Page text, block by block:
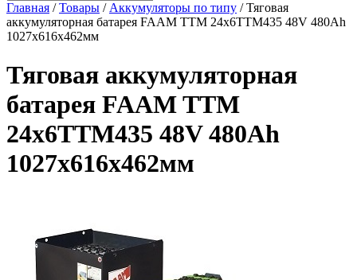
Главная /Товары / Аккумуляторы по типу /Тяговая
аккумуляторная батарея FAAM TTM 24x6TTM435 48V 480Ah
1027x616x462мм
Тяговая аккумуляторная
батарея FAAM TTM
24x6TTM435 48V 480Ah
1027x616x462мм